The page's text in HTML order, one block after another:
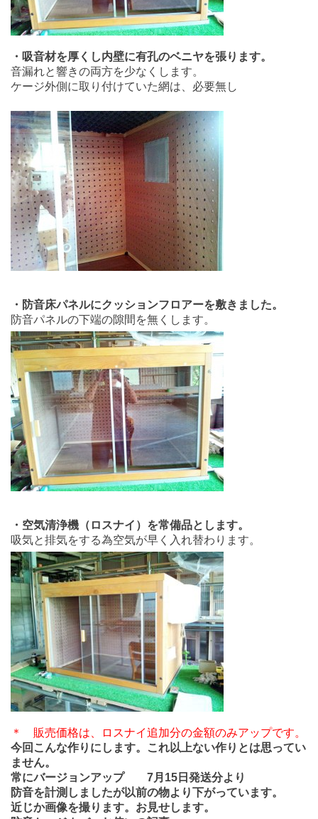
・吸音材を厚くし内壁に有孔のベニヤを張ります。
音漏れと響きの両方を少なくします。
ケージ外側に取り付けていた網は、必要無し
・防音床パネルにクッションフロアーを敷きました。
防音パネルの下端の隙間を無くします。
・空気清浄機（ロスナイ）を常備品とします。
吸気と排気をする為空気が早く入れ替わります。
＊ 販売価格は、ロスナイ追加分の金額のみアップです。
今回こんな作りにします。これ以上ない作りとは思ってい
ません。
常にバージョンアップ 7月15日発送分より
防音を計測しましたが以前の物より下がっています。
近じか画像を撮ります。お見せします。